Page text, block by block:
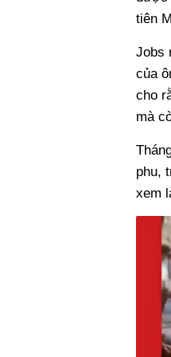
tiên
Jobs
của
cho
mà
phu,
xem